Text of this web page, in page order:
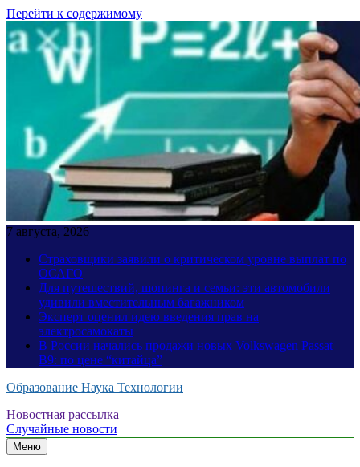
Перейти к содержимому
7 августа, 2026
Страховщики заявили о критическом уровне выплат по
ОСАГО
Для путешествий, шопинга и семьи: эти автомобили
удивили вместительным багажником
Эксперт оценил идею введения прав на
электросамокаты
В России начались продажи новых Volkswagen Passat
B9: по цене “китайца”
Образование Наука Технологии
Новостная рассылка
Случайные новости
Меню